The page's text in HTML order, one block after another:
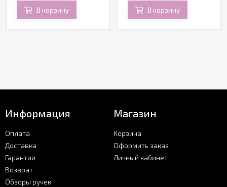
В корзину В корзину
Информация
Оплата
Доставка
Гарантии
Возврат
Обзоры ручек
Магазин
Корзина
Оформить заказ
Личный кабинет